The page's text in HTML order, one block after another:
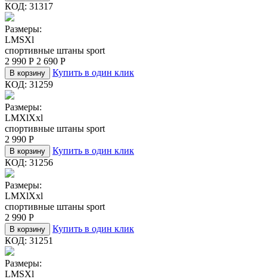
КОД: 31317
Размеры:
LMSXl
спортивные штаны sport
2 990 Р 2 690 Р
В корзину
Купить в один клик
КОД: 31259
Размеры:
LMXlXxl
спортивные штаны sport
2 990 Р
В корзину
Купить в один клик
КОД: 31256
Размеры:
LMXlXxl
спортивные штаны sport
2 990 Р
В корзину
Купить в один клик
КОД: 31251
Размеры:
LMSXl